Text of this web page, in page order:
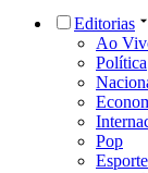
Editorias
Ao
Política
Pop